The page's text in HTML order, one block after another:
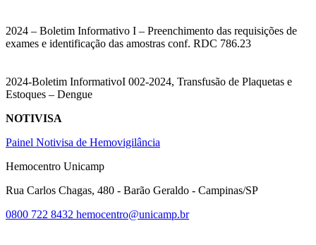
2024 – Boletim Informativo I – Preenchimento das requisições de
exames e identificação das amostras conf. RDC 786.23
2024-Boletim InformativoI 002-2024, Transfusão de Plaquetas e
Estoques – Dengue
NOTIVISA
Painel Notivisa de Hemovigilância
Hemocentro Unicamp
Rua Carlos Chagas, 480 - Barão Geraldo - Campinas/SP
0800 722 8432 hemocentro@unicamp.br